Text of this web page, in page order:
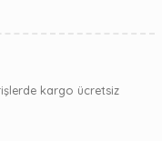
kargo ücretsiz